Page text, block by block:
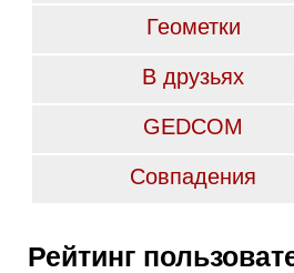
Геометки
В друзьях
GEDCOM
Совпадения
Рейтинг